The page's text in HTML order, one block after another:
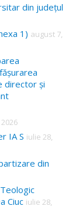
din județul
1) august 7,
director și
IA S iulie 28,
din
Ciuc iulie 28,